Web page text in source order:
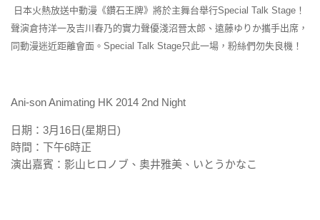
日本火熱放送中動漫《鑽石王牌》將於主舞台舉行Special Talk Stage！
聲演倉持洋一及吉川春乃的實力聲優淺沼晉太郎、遠藤ゆりか攜手出席，
同動漫迷近距離會面。Special Talk Stage只此一場，粉絲們勿失良機！
Ani-son Animating HK 2014 2nd Night
日期：3月16日(星期日)
時間：下午6時正
演出嘉賓：影山ヒロノブ、奥井雅美、いとうかなこ